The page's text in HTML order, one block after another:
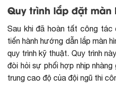
Quy trình lắp đặt màn
Sau khi đã hoàn tất công
tiến hành hướng dẫn lắp màn
quy trình kỹ thuật. Quy trình
đòi hỏi sự phối hợp nhịp
trung cao độ của đội ngũ thi